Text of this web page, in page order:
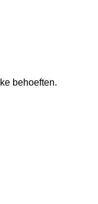
behoeften.